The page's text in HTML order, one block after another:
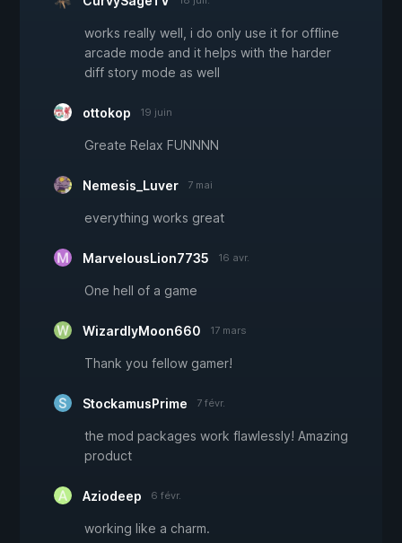
works really well, i do only use it for offline
arcade mode and it helps with the harder
diff story mode as well
ottokop 19 juin
Greate Relax FUNNNN
Nemesis_Luver 7 mai
everything works great
MarvelousLion7735 16 avr.
One hell of a game
WizardlyMoon660 17 mars
Thank you fellow gamer!
StockamusPrime 7 févr.
the mod packages work flawlessly! Amazing
product
Aziodeep 6 févr.
working like a charm.